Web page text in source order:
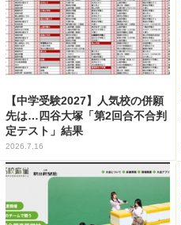
【中学受験2027】人気校の併願
先は…四谷大塚「第2回合不合判
定テスト」結果
2026.7.16